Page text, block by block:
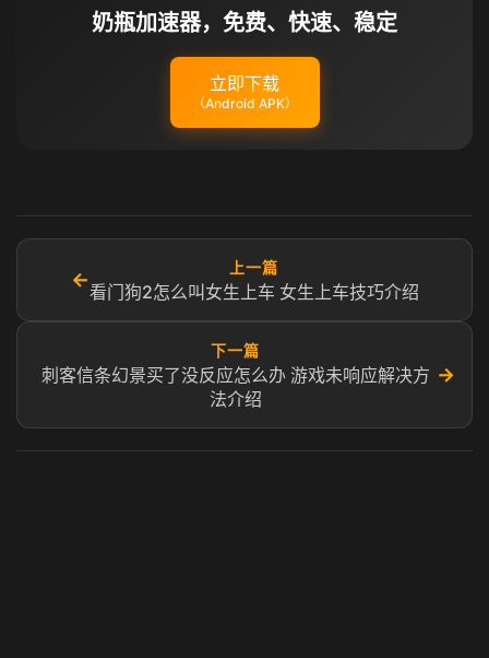
奶瓶加速器，免费、快速、稳定
立即下载
（Android APK）
←
上一篇
看门狗2怎么叫女生上车 女生上车技巧介绍
下一篇
刺客信条幻景买了没反应怎么办 游戏未响应解决方
法介绍
→